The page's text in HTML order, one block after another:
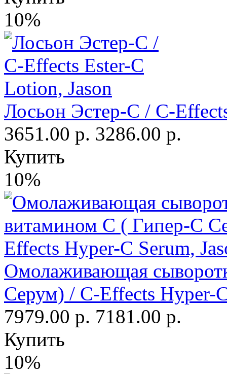
10%
Лосьон Эстер-С / C-
3651.00 р. 3286.00 р.
Купить
10%
Омолаживающая
Серум) / C-Effects Hyper-
7979.00 р. 7181.00 р.
Купить
10%